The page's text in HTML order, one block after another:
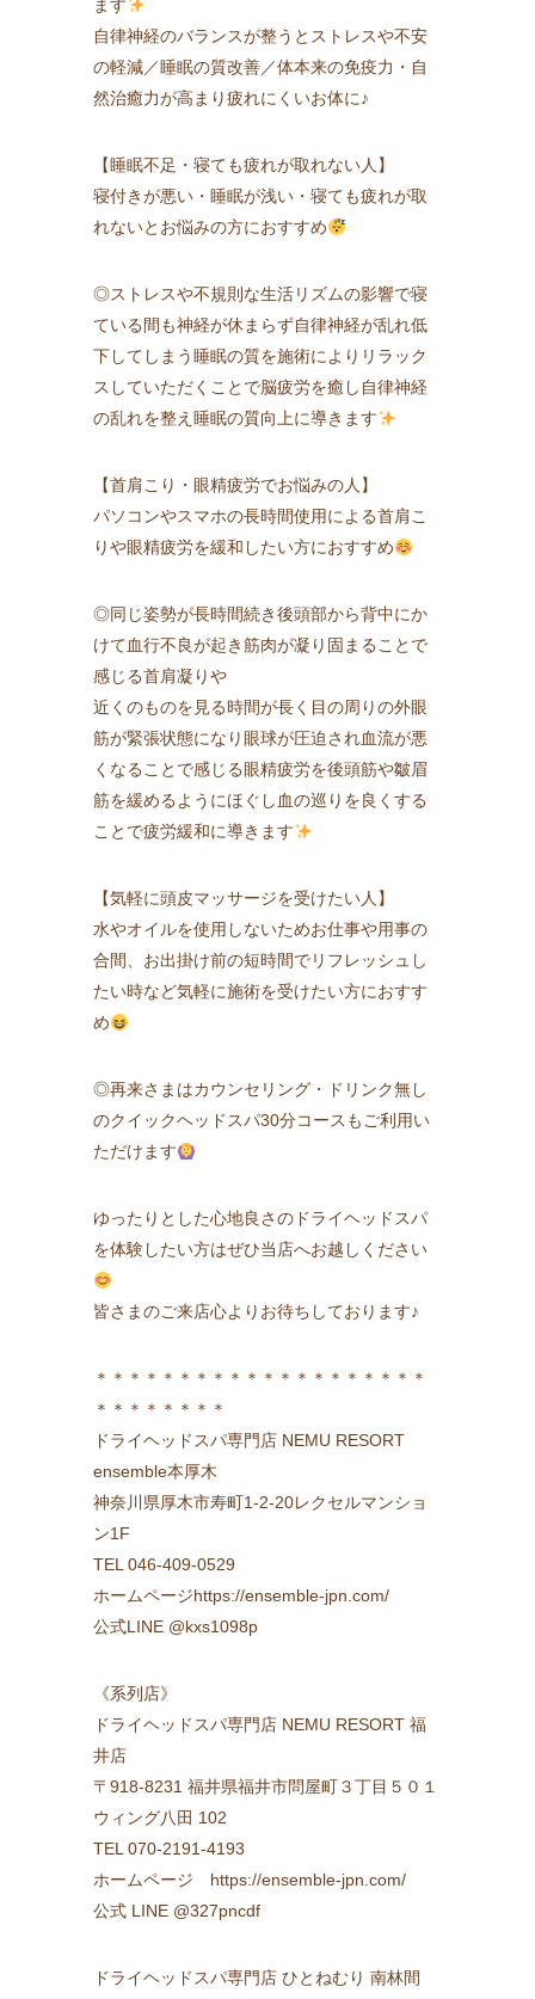
ます
自律神経のバランスが整うとストレスや不安
の軽減／睡眠の質改善／体本来の免疫力・自
然治癒力が高まり疲れにくいお体に♪
【睡眠不足・寝ても疲れが取れない人】
寝付きが悪い・睡眠が浅い・寝ても疲れが取
れないとお悩みの方におすすめ
◎ストレスや不規則な生活リズムの影響で寝
ている間も神経が休まらず自律神経が乱れ低
下してしまう睡眠の質を施術によりリラック
スしていただくことで脳疲労を癒し自律神経
の乱れを整え睡眠の質向上に導きます
【首肩こり・眼精疲労でお悩みの人】
パソコンやスマホの長時間使用による首肩こ
りや眼精疲労を緩和したい方におすすめ
◎同じ姿勢が長時間続き後頭部から背中にか
けて血行不良が起き筋肉が凝り固まることで
感じる首肩凝りや
近くのものを見る時間が長く目の周りの外眼
筋が緊張状態になり眼球が圧迫され血流が悪
くなることで感じる眼精疲労を後頭筋や皺眉
筋を緩めるようにほぐし血の巡りを良くする
ことで疲労緩和に導きます
【気軽に頭皮マッサージを受けたい人】
水やオイルを使用しないためお仕事や用事の
合間、お出掛け前の短時間でリフレッシュし
たい時など気軽に施術を受けたい方におすす
め
◎再来さまはカウンセリング・ドリンク無し
のクイックヘッドスパ30分コースもご利用い
ただけます
ゆったりとした心地良さのドライヘッドスパ
を体験したい方はぜひ当店へお越しください
皆さまのご来店心よりお待ちしております♪
＊＊＊＊＊＊＊＊＊＊＊＊＊＊＊＊＊＊＊＊
＊＊＊＊＊＊＊＊
ドライヘッドスパ専門店 NEMU RESORT
ensemble本厚木
神奈川県厚木市寿町1-2-20レクセルマンショ
ン1F
TEL 046-409-0529
ホームページhttps://ensemble-jpn.com/
公式LINE @kxs1098p
《系列店》
ドライヘッドスパ専門店 NEMU RESORT 福
井店
〒918-8231 福井県福井市問屋町３丁目５０１
ウィング八田 102
TEL 070-2191-4193
ホームページ https://ensemble-jpn.com/
公式 LINE @327pncdf
ドライヘッドスパ専門店 ひとねむり 南林間